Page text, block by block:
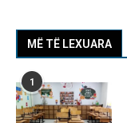
MË TË LEXUARA
1